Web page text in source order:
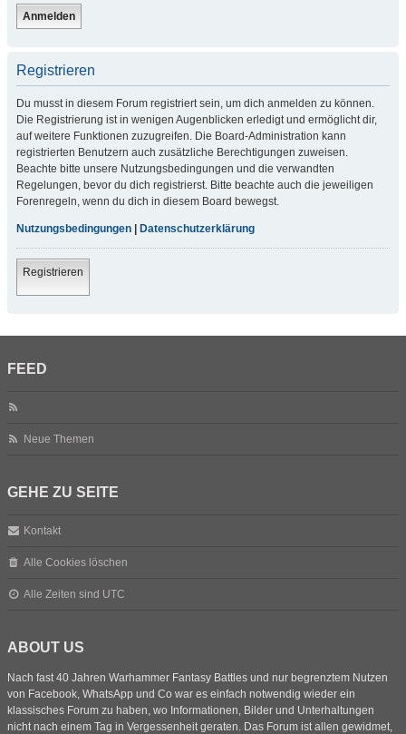
Registrieren
Du musst in diesem Forum registriert sein, um dich anmelden zu können.
Die Registrierung ist in wenigen Augenblicken erledigt und ermöglicht dir,
auf weitere Funktionen zuzugreifen. Die Board-Administration kann
registrierten Benutzern auch zusätzliche Berechtigungen zuweisen.
Beachte bitte unsere Nutzungsbedingungen und die verwandten
Regelungen, bevor du dich registrierst. Bitte beachte auch die jeweiligen
Forenregeln, wenn du dich in diesem Board bewegst.
Nutzungsbedingungen Datenschutzerklärung
Registrieren
FEED
Neue Themen
GEHE ZU SEITE
Kontakt
Alle Cookies löschen
Alle Zeiten sind UTC
ABOUT US
Nach fast 40 Jahren Warhammer Fantasy Battles und nur begrenztem Nutzen
von Facebook, WhatsApp und Co war es einfach notwendig wieder ein
klassisches Forum zu haben, wo Informationen, Bilder und Unterhaltungen
nicht nach einem Tag in Vergessenheit geraten. Das Forum ist allen gewidmet,